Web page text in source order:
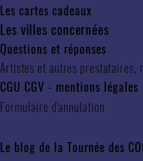
Les cartes cadeaux
Les villes concernées
Questions et réponses
Artistes et autres prestataires,
CGU CGV - mentions légales
Formulaire d'annulation
Le blog de la Tournée des